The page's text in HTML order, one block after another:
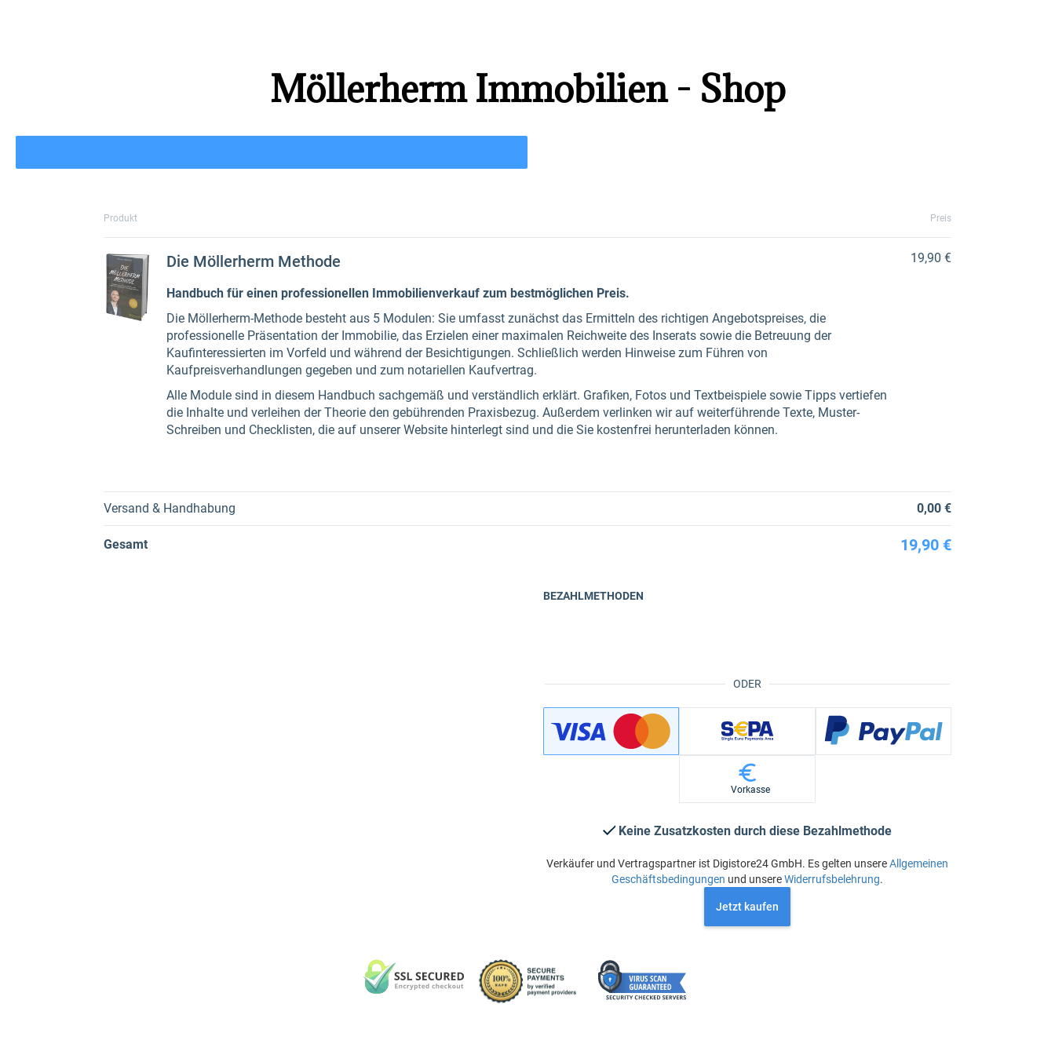
Möllerherm Immobilien - Shop
Produkt Preis
Die Möllerherm Methode
Handbuch für einen professionellen Immobilienverkauf zum bestmöglichen Preis.
Die Möllerherm-Methode besteht aus 5 Modulen: Sie umfasst zunächst das Ermitteln des richtigen Angebotspreises, die
professionelle Präsentation der Immobilie, das Erzielen einer maximalen Reichweite des Inserats sowie die Betreuung der
Kaufinteressierten im Vorfeld und während der Besichtigungen. Schließlich werden Hinweise zum Führen von
Kaufpreisverhandlungen gegeben und zum notariellen Kaufvertrag.
Alle Module sind in diesem Handbuch sachgemäß und verständlich erklärt. Grafiken, Fotos und Textbeispiele sowie Tipps vertiefen
die Inhalte und verleihen der Theorie den gebührenden Praxisbezug. Außerdem verlinken wir auf weiterführende Texte, Muster-
Schreiben und Checklisten, die auf unserer Website hinterlegt sind und die Sie kostenfrei herunterladen können.
19,90 €
Versand & Handhabung 0,00 €
Gesamt 19,90 €
ODER
BEZAHLMETHODEN
Vorkasse
Keine Zusatzkosten durch diese Bezahlmethode
Verkäufer und Vertragspartner ist Digistore24 GmbH. Es gelten unsereAllgemeinen
Geschäftsbedingungen und unsereWiderrufsbelehrung.
Jetzt kaufen